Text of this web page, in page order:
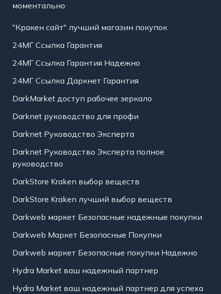
моментально
"Кракен сайт" лучший магазин покупок
24МГ Ссылка Гарантия
24МГ Ссылка Гарантия Надежно
24МГ Ссылка Даркнет Гарантия
DarkMarket доступ рабочее зеркало
Darknet руководство для профи
Darknet Руководство Эксперта
Darknet Руководство Эксперта полное
руководство
DarkStore Kraken выбор веществ
DarkStore Kraken лучший выбор веществ
Darkweb маркет Безопасные надежные покупки
Darkweb Маркет Безопасные Покупки
Darkweb маркет Безопасные покупки Надежно
Hydra Market ваш надежный партнер
Hydra Market ваш надежный партнер для успеха